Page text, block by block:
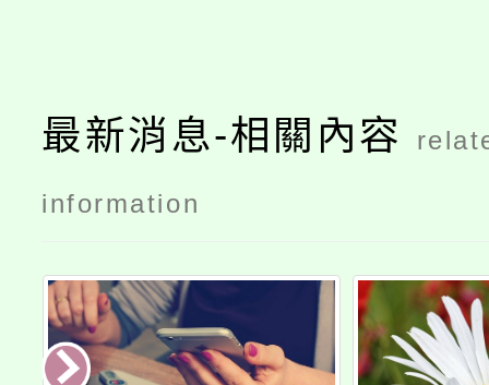
最新消息-相關內容
information